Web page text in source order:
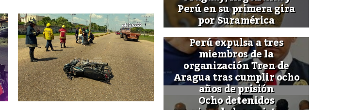
Perú en su primera gira
por Suramérica
Perú expulsa a tres
miembros de la
organización Tren de
Aragua tras cumplir ocho
años de prisión
Ocho detenidos